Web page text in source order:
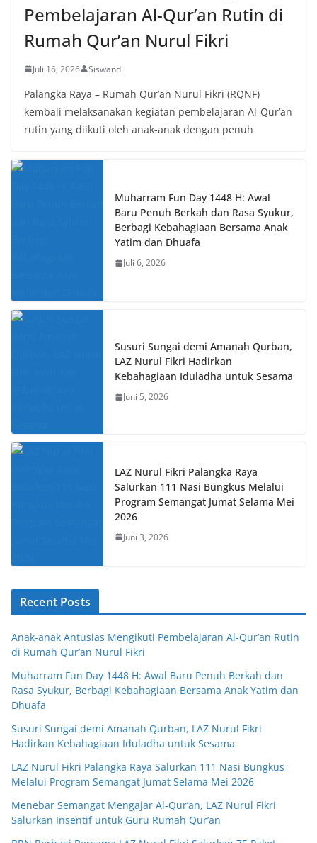
Pembelajaran Al-Qur’an Rutin di
Rumah Qur’an Nurul Fikri
Juli 16, 2026 Siswandi
Palangka Raya – Rumah Qur’an Nurul Fikri (RQNF)
kembali melaksanakan kegiatan pembelajaran Al-Qur’an
rutin yang diikuti oleh anak-anak dengan penuh
Muharram Fun Day 1448 H: Awal
Baru Penuh Berkah dan Rasa Syukur,
Berbagi Kebahagiaan Bersama Anak
Yatim dan Dhuafa
Juli 6, 2026
Susuri Sungai demi Amanah Qurban,
LAZ Nurul Fikri Hadirkan
Kebahagiaan Iduladha untuk Sesama
Juni 5, 2026
LAZ Nurul Fikri Palangka Raya
Salurkan 111 Nasi Bungkus Melalui
Program Semangat Jumat Selama Mei
2026
Juni 3, 2026
Recent Posts
Anak-anak Antusias Mengikuti Pembelajaran Al-Qur’an Rutin
di Rumah Qur’an Nurul Fikri
Muharram Fun Day 1448 H: Awal Baru Penuh Berkah dan
Rasa Syukur, Berbagi Kebahagiaan Bersama Anak Yatim dan
Dhuafa
Susuri Sungai demi Amanah Qurban, LAZ Nurul Fikri
Hadirkan Kebahagiaan Iduladha untuk Sesama
LAZ Nurul Fikri Palangka Raya Salurkan 111 Nasi Bungkus
Melalui Program Semangat Jumat Selama Mei 2026
Menebar Semangat Mengajar Al-Qur’an, LAZ Nurul Fikri
Salurkan Insentif untuk Guru Rumah Qur’an